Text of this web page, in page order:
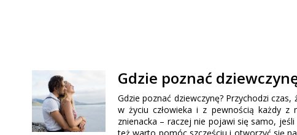
Gdzie poznać
Gdzie poznać dziewczynę? Przychodzi
w życiu człowieka i z pewnością każdy z
znienacka – raczej nie pojawi się samo,